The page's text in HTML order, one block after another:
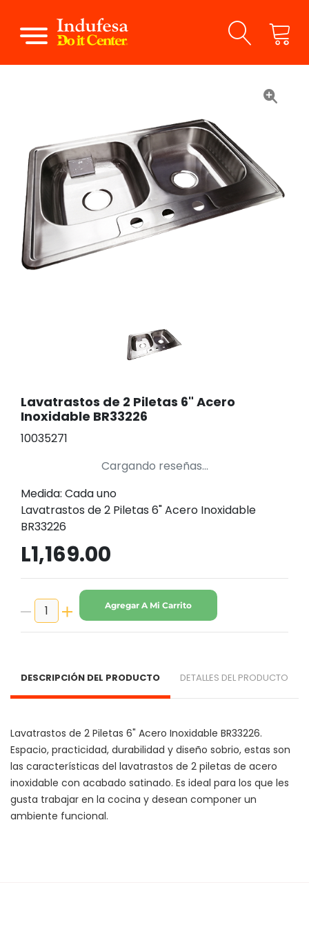
Lavatrastos de 2 Piletas 6" Acero
Inoxidable BR33226
10035271
Cargando reseñas...
Medida: Cada uno
Lavatrastos de 2 Piletas 6" Acero Inoxidable
BR33226
L1,169.00
Agregar A Mi Carrito
DESCRIPCIÓN DEL PRODUCTO DETALLES DEL PRODUCTO
Lavatrastos de 2 Piletas 6" Acero Inoxidable BR33226.
Espacio, practicidad, durabilidad y diseño sobrio, estas son
las características del lavatrastos de 2 piletas de acero
inoxidable con acabado satinado. Es ideal para los que les
gusta trabajar en la cocina y desean componer un
ambiente funcional.